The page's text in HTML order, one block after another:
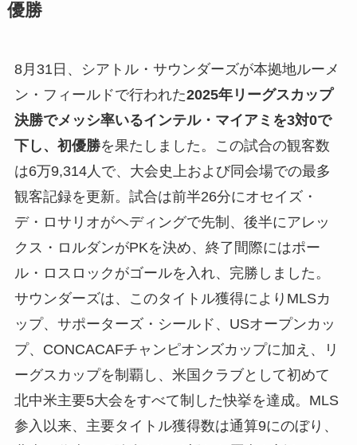
優勝
8月31日、シアトル・サウンダーズが本拠地ルーメ
ン・フィールドで行われた2025年リーグスカップ
決勝でメッシ率いるインテル・マイアミを3対0で
下し、初優勝を果たしました。この試合の観客数
は6万9,314人で、大会史上および同会場での最多
観客記録を更新。試合は前半26分にオセイズ・
デ・ロサリオがヘディングで先制、後半にアレッ
クス・ロルダンがPKを決め、終了間際にはポー
ル・ロスロックがゴールを入れ、完勝しました。
サウンダーズは、このタイトル獲得によりMLSカ
ップ、サポーターズ・シールド、USオープンカッ
プ、CONCACAFチャンピオンズカップに加え、リ
ーグスカップを制覇し、米国クラブとして初めて
北中米主要5大会をすべて制した快挙を達成。MLS
参入以来、主要タイトル獲得数は通算9にのぼり、